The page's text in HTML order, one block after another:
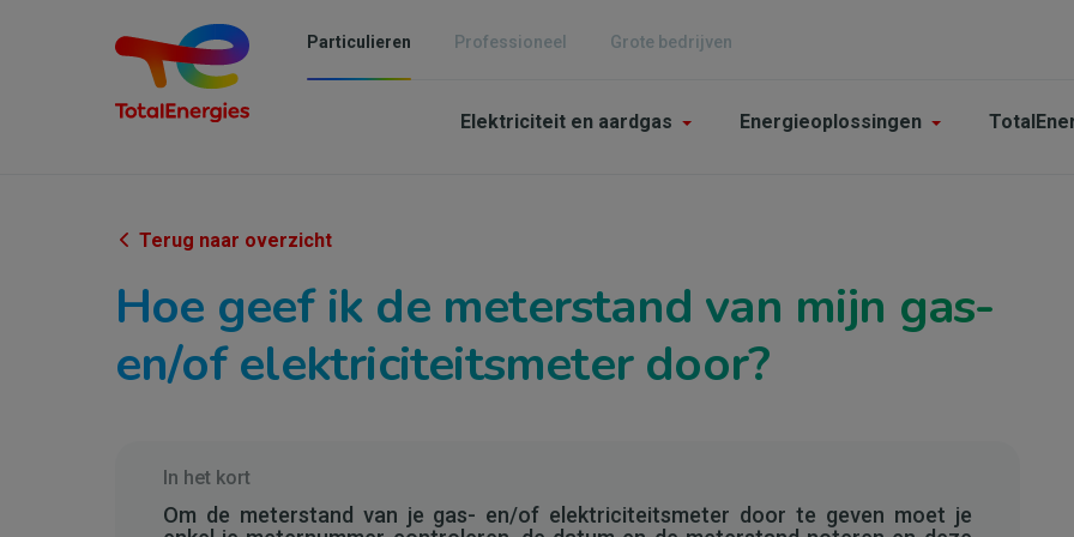
Particulieren Professioneel Grote bedrijven
Main
Elektriciteit en aardgas Energieoplossingen
Terug naar overzicht
Hoe geef ik de meterstand van mijn gas-
en/of elektriciteitsmeter door?
In het kort
Om de meterstand van je gas- en/of elektriciteitsmeter door te geven moet je